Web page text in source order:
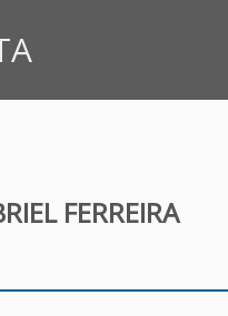
FERREIRA